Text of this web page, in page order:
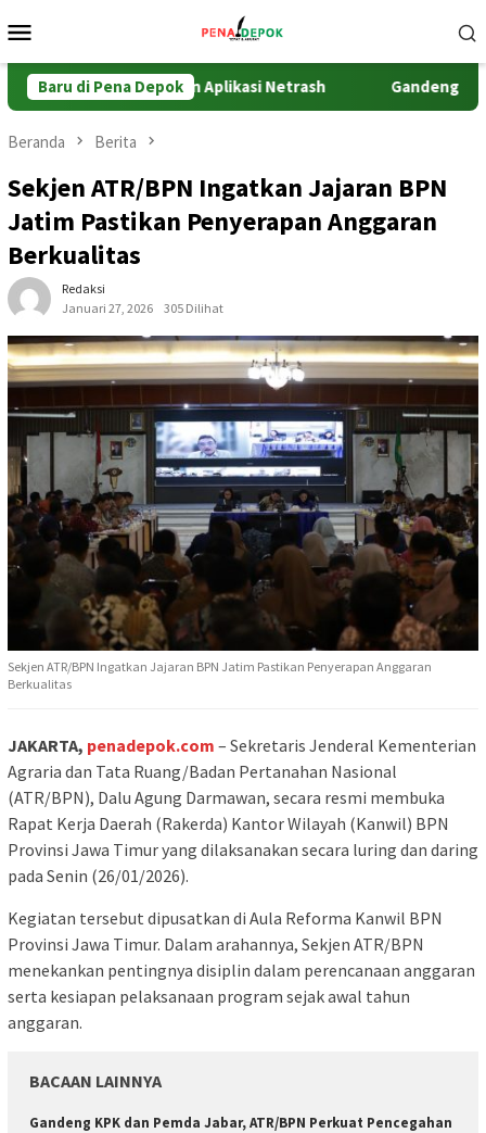
ke
Mobile
Baru di Pena Depok
Implementasikan Aplikasi Netrash Gandeng KPK
Beranda Berita
Sekjen ATR/BPN Ingatkan Jajaran BPN
Jatim Pastikan Penyerapan Anggaran
Berkualitas
Redaksi
Januari 27, 2026
305 Dilihat
Sekjen ATR/BPN Ingatkan Jajaran BPN Jatim Pastikan Penyerapan Anggaran
Berkualitas
JAKARTA, penadepok.com – Sekretaris Jenderal Kementerian
Agraria dan Tata Ruang/Badan Pertanahan Nasional
(ATR/BPN), Dalu Agung Darmawan, secara resmi membuka
Rapat Kerja Daerah (Rakerda) Kantor Wilayah (Kanwil) BPN
Provinsi Jawa Timur yang dilaksanakan secara luring dan daring
pada Senin (26/01/2026).
Kegiatan tersebut dipusatkan di Aula Reforma Kanwil BPN
Provinsi Jawa Timur. Dalam arahannya, Sekjen ATR/BPN
menekankan pentingnya disiplin dalam perencanaan anggaran
serta kesiapan pelaksanaan program sejak awal tahun
anggaran.
BACAAN LAINNYA
Gandeng KPK dan Pemda Jabar, ATR/BPN Perkuat Pencegahan